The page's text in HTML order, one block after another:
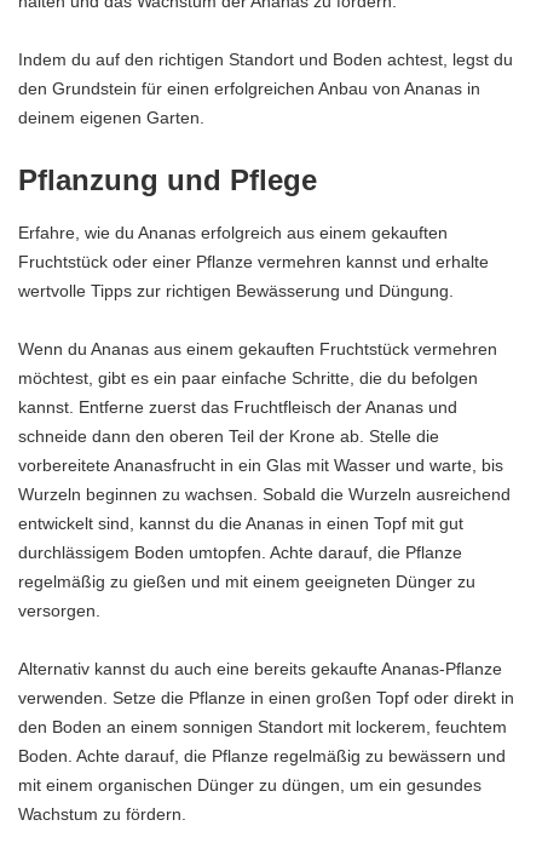
Indem du auf den richtigen Standort und Boden achtest, legst du
den Grundstein für einen erfolgreichen Anbau von Ananas in
deinem eigenen Garten.
Pflanzung und Pflege
Erfahre, wie du Ananas erfolgreich aus einem gekauften
Fruchtstück oder einer Pflanze vermehren kannst und erhalte
wertvolle Tipps zur richtigen Bewässerung und Düngung.
Wenn du Ananas aus einem gekauften Fruchtstück vermehren
möchtest, gibt es ein paar einfache Schritte, die du befolgen
kannst. Entferne zuerst das Fruchtfleisch der Ananas und
schneide dann den oberen Teil der Krone ab. Stelle die
vorbereitete Ananasfrucht in ein Glas mit Wasser und warte, bis
Wurzeln beginnen zu wachsen. Sobald die Wurzeln ausreichend
entwickelt sind, kannst du die Ananas in einen Topf mit gut
durchlässigem Boden umtopfen. Achte darauf, die Pflanze
regelmäßig zu gießen und mit einem geeigneten Dünger zu
versorgen.
Alternativ kannst du auch eine bereits gekaufte Ananas-Pflanze
verwenden. Setze die Pflanze in einen großen Topf oder direkt in
den Boden an einem sonnigen Standort mit lockerem, feuchtem
Boden. Achte darauf, die Pflanze regelmäßig zu bewässern und
mit einem organischen Dünger zu düngen, um ein gesundes
Wachstum zu fördern.